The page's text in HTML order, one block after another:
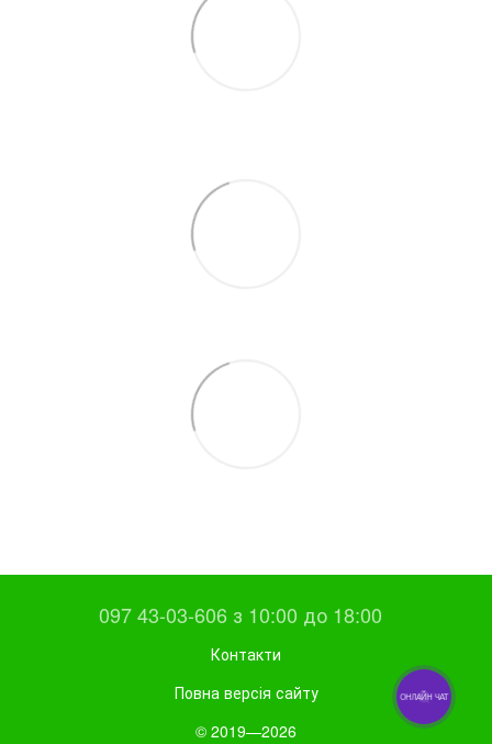
097 43-03-606 з 10:00 до 18:00
Контакти
Повна версія сайту
© 2019—2026
ОНЛАЙН ЧАТ